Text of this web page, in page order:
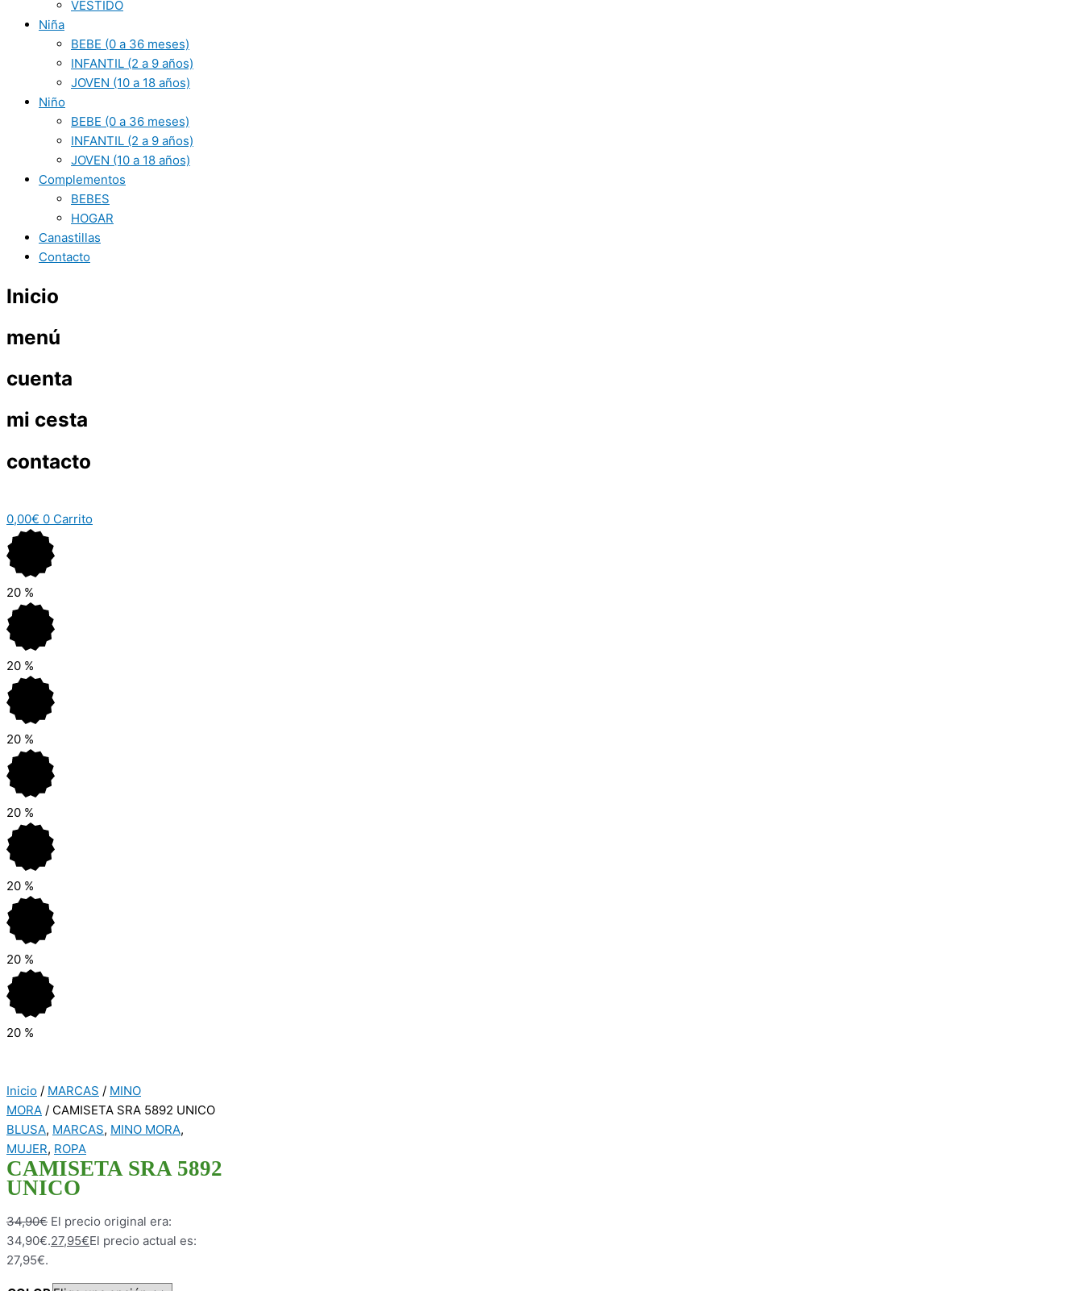
VESTIDO
Niña
BEBE (0 a 36 meses)
INFANTIL (2 a 9 años)
JOVEN (10 a 18 años)
Niño
BEBE (0 a 36 meses)
INFANTIL (2 a 9 años)
JOVEN (10 a 18 años)
Complementos
BEBES
HOGAR
Canastillas
Contacto
Inicio
menú
cuenta
mi cesta
contacto
0,00€ 0 Carrito
20 %
20 %
20 %
20 %
20 %
20 %
20 %
Inicio / MARCAS / MINO
MORA / CAMISETA SRA 5892 UNICO
BLUSA, MARCAS, MINO MORA,
MUJER, ROPA
CAMISETA SRA 5892
UNICO
34,90€ El precio original era:
34,90€.27,95€El precio actual es:
27,95€.